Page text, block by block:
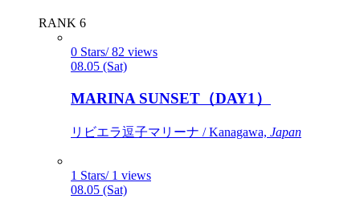
RANK 6
0 Stars/ 82 views
08.05 (Sat)
MARINA SUNSET（DAY1）
リビエラ逗子マリーナ / Kanagawa, Japan
1 Stars/ 1 views
08.05 (Sat)